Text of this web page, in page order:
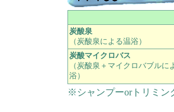
炭酸泉
（炭酸泉による温浴）
炭酸マイクロバス
（炭酸泉＋マイクロバブルに
浴）
※シャンプーorトリミン